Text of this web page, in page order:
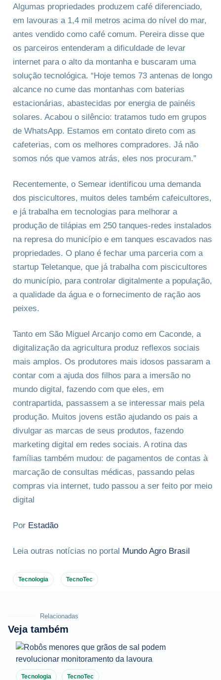
Algumas propriedades produzem café diferenciado,
em lavouras a 1,4 mil metros acima do nível do mar,
antes vendido como café comum. Pereira disse que
os parceiros entenderam a dificuldade de levar
internet para o alto da montanha e buscaram uma
solução tecnológica. “Hoje temos 73 antenas de longo
alcance no cume das montanhas com baterias
estacionárias, abastecidas por energia de painéis
solares. Acabou o silêncio: tratamos tudo em grupos
de WhatsApp. Estamos em contato direto com as
cafeterias, com os melhores compradores. Já não
somos nós que vamos atrás, eles nos procuram.”
Recentemente, o Semear identificou uma demanda
dos piscicultores, muitos deles também cafeicultores,
e já trabalha em tecnologias para melhorar a
produção de tilápias em 250 tanques-redes instalados
na represa do município e em tanques escavados nas
propriedades. O plano é fechar uma parceria com a
startup Teletanque, que já trabalha com piscicultores
do município, para controlar digitalmente a população,
a qualidade da água e o fornecimento de ração aos
peixes.
Tanto em São Miguel Arcanjo como em Caconde, a
digitalização da agricultura produz reflexos sociais
mais amplos. Os produtores mais idosos passaram a
contar com a ajuda dos filhos para a imersão no
mundo digital, fazendo com que eles, em
contrapartida, passassem a se interessar mais pela
produção. Muitos jovens estão ajudando os pais a
divulgar as marcas de seus produtos, fazendo
marketing digital em redes sociais. A rotina das
famílias também mudou: de pagamentos de contas à
marcação de consultas médicas, passando pelas
compras via internet, tudo passou a ser feito por meio
digital
Por Estadão
Leia outras notícias no portal Mundo Agro Brasil
Tecnologia TecnoTec
Relacionadas
Veja também
Tecnologia TecnoTec